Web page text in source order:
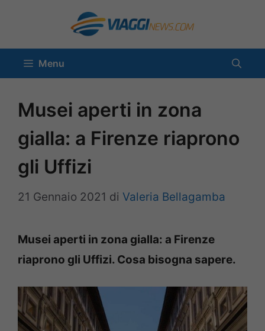
contenuto
Menu
Musei aperti in zona
gialla: a Firenze riaprono
gli Uffizi
21 Gennaio 2021 di Valeria Bellagamba
Musei aperti in zona gialla: a Firenze
riaprono gli Uffizi. Cosa bisogna sapere.